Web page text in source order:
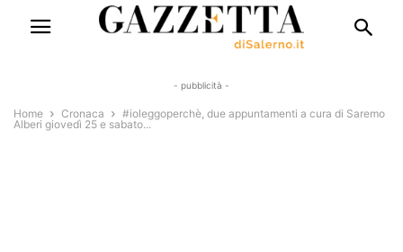
- pubblicità -
Home Cronaca
#ioleggoperchè, due appuntamenti a cura di Saremo
Alberi giovedì 25 e sabato...